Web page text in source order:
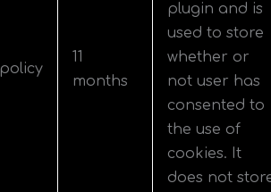
11
months
plugin and is
used to store
whether or
not user has
consented to
the use of
cookies. It
does not